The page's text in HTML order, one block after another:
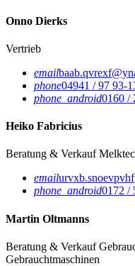
Onno Dierks
Vertrieb
email
phone04941 / 97 93-
phone_android0160 /
Heiko Fabricius
Beratung & Verkauf
email
phone_android0172 /
Martin Oltmanns
Beratung & Verkauf
Gebrauchtmaschinen